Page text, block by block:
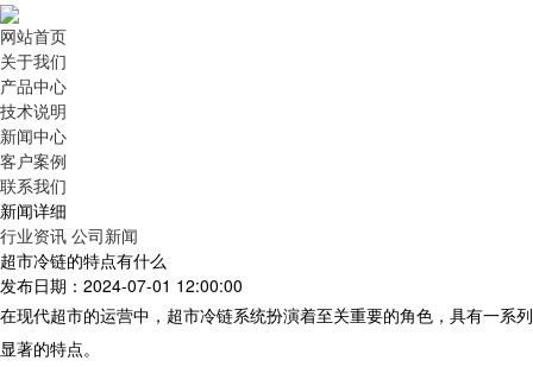
网站首页
关于我们
产品中心
技术说明
新闻中心
客户案例
联系我们
新闻详细
行业资讯 公司新闻
超市冷链的特点有什么
发布日期：2024-07-01 12:00:00
在现代超市的运营中，超市冷链系统扮演着至关重要的角色，具有一系列
显著的特点。